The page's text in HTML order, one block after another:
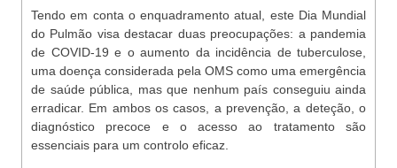
Tendo em conta o enquadramento atual, este Dia Mundial
do Pulmão visa destacar duas preocupações: a pandemia
de COVID-19 e o aumento da incidência de tuberculose,
uma doença considerada pela OMS como uma emergência
de saúde pública, mas que nenhum país conseguiu ainda
erradicar. Em ambos os casos, a prevenção, a deteção, o
diagnóstico precoce e o acesso ao tratamento são
essenciais para um controlo eficaz.